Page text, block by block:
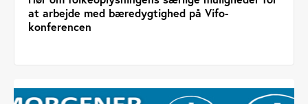
at arbejde med bæredygtighed på Vifo-
konferencen